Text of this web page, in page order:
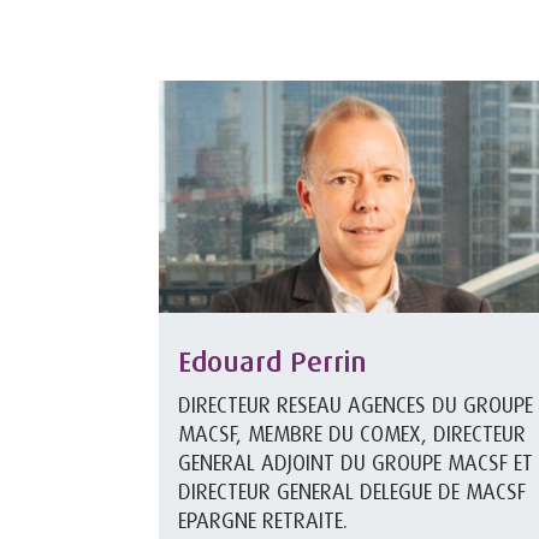
Edouard Perrin
DIRECTEUR RESEAU AGENCES DU GROUPE
MACSF, MEMBRE DU COMEX, DIRECTEUR
GENERAL ADJOINT DU GROUPE MACSF ET
DIRECTEUR GENERAL DELEGUE DE MACSF
EPARGNE RETRAITE.